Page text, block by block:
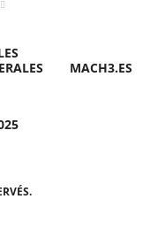
MACH3.ES